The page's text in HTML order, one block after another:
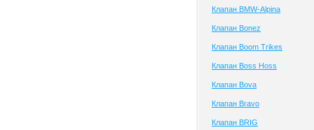
Клапан BMW-Alpina
Клапан Bonez
Клапан Boom Trikes
Клапан Boss Hoss
Клапан Bova
Клапан Bravo
Клапан BRIG